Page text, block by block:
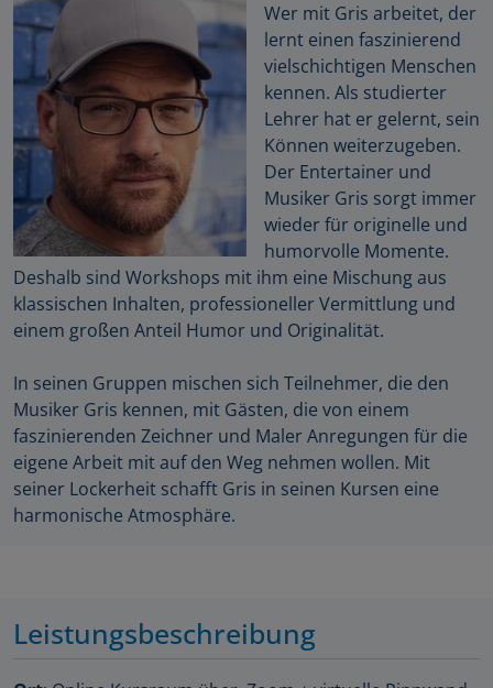
Wer mit Gris arbeitet, der
lernt einen faszinierend
vielschichtigen Menschen
kennen. Als studierter
Lehrer hat er gelernt, sein
Können weiterzugeben.
Der Entertainer und
Musiker Gris sorgt immer
wieder für originelle und
humorvolle Momente.
Deshalb sind Workshops mit ihm eine Mischung aus
klassischen Inhalten, professioneller Vermittlung und
einem großen Anteil Humor und Originalität.
In seinen Gruppen mischen sich Teilnehmer, die den
Musiker Gris kennen, mit Gästen, die von einem
faszinierenden Zeichner und Maler Anregungen für die
eigene Arbeit mit auf den Weg nehmen wollen. Mit
seiner Lockerheit schafft Gris in seinen Kursen eine
harmonische Atmosphäre.
Leistungsbeschreibung